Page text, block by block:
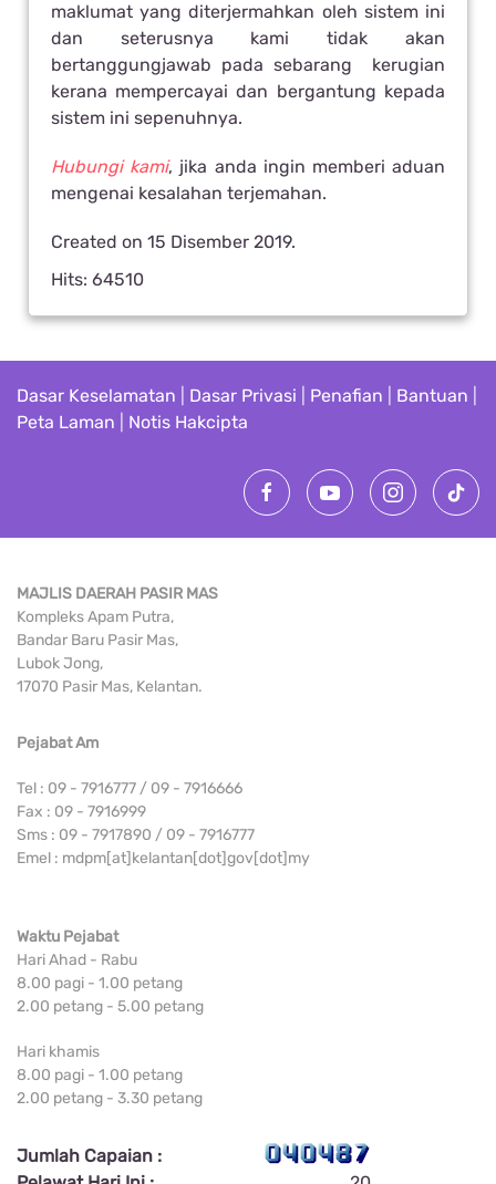
maklumat yang diterjermahkan oleh sistem ini
dan seterusnya kami tidak akan
bertanggungjawab pada sebarang kerugian
kerana mempercayai dan bergantung kepada
sistem ini sepenuhnya.
Hubungi kami, jika anda ingin memberi aduan
mengenai kesalahan terjemahan.
Created on15 Disember 2019.
Hits: 64510
Dasar Keselamatan Dasar Privasi Penafian Bantuan
Peta Laman
Notis Hakcipta
MAJLIS DAERAH PASIR MAS
Kompleks Apam Putra,
Bandar Baru Pasir Mas,
Lubok Jong,
17070 Pasir Mas, Kelantan.
Pejabat Am
Tel : 09 - 7916777 / 09 - 7916666
Fax : 09 - 7916999
Sms : 09 - 7917890 / 09 - 7916777
Emel : mdpm[at]kelantan[dot]gov[dot]my
Waktu Pejabat
Hari Ahad - Rabu
8.00 pagi - 1.00 petang
2.00 petang - 5.00 petang
Hari khamis
8.00 pagi - 1.00 petang
2.00 petang - 3.30 petang
Jumlah Capaian :